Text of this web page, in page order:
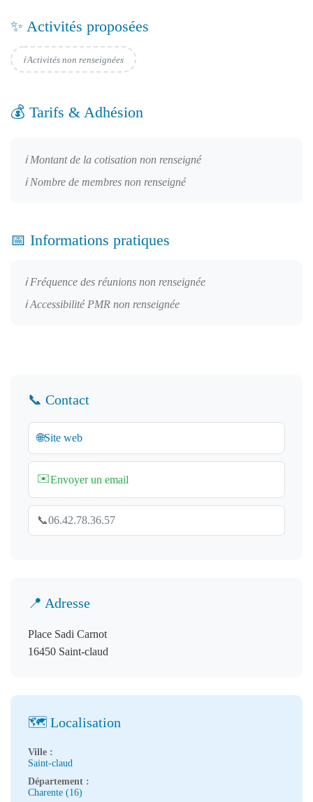
✨ Activités proposées
ℹ️ Activités non renseignées
💰 Tarifs & Adhésion
ℹ️ Montant de la cotisation non renseigné
ℹ️ Nombre de membres non renseigné
📅 Informations pratiques
ℹ️ Fréquence des réunions non renseignée
ℹ️ Accessibilité PMR non renseignée
📞 Contact
🌐Site web
✉️Envoyer un email
📞06.42.78.36.57
📍 Adresse
Place Sadi Carnot
16450 Saint-claud
🗺️ Localisation
Ville :
Saint-claud
Département :
Charente (16)